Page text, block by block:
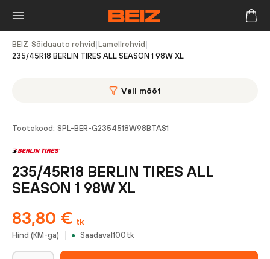
BEIZ Sõiduauto rehvid Lamellrehvid
235/45R18 BERLIN TIRES ALL SEASON 1 98W XL
Vali mõõt
Tootekood: SPL-BER-G2354518W98BTAS1
235/45R18 BERLIN TIRES ALL
SEASON 1 98W XL
83,80 € tk
Hind (KM-ga) Saadaval 100 tk